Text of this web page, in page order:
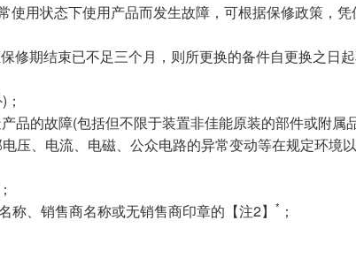
用状态下使用产品而发生故障，可根据保修政策，
期结束已不足三个月，则所更换的备件自更换之日起
品的故障(包括但不限于装置非佳能原装的部件或附属
、电流、电磁、公众电路的异常变动等在规定环境
称、销售商名称或无销售商印章的【注2】* ；